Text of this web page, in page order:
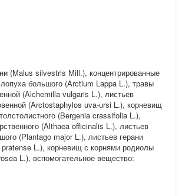
(Malus silvestris Мill.), концентрированные
большого (Arctium Lappa L.), травы
(Alchemilla vulgaris L.), листьев
(Arctostaphylos uva-ursi L.), корневищ
(Bergenia crassifolia L.),
(Althaea officinalis L.), листьев
(Plantago major L.), листьев герани
pratense L.), корневищ с корнями родиолы
L.), вспомогательное вещество: